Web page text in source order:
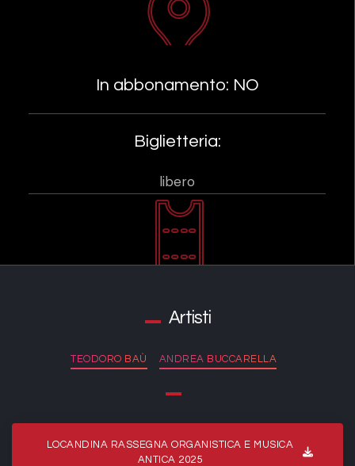
In abbonamento: NO
Biglietteria:
libero
Artisti
TEODORO BAÙ ANDREA BUCCARELLA
LOCANDINA RASSEGNA ORGANISTICA E MUSICA
ANTICA 2025